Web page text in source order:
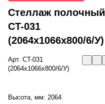
Стеллаж полочный
СT-031
(2064x1066x800/6/У)
Арт. СT-031
(2064x1066x800/6/У)
Высота, мм: 2064